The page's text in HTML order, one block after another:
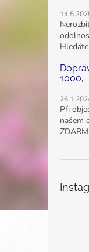
1000,-
Při
našem